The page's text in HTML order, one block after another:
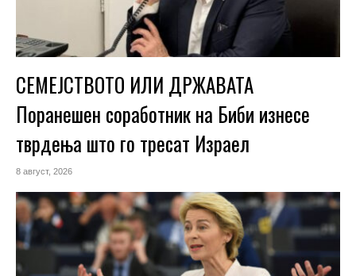
СЕМЕЈСТВОТО ИЛИ ДРЖАВАТА
Поранешен соработник на Биби изнесе
тврдења што го тресат Израел
8 август, 2026